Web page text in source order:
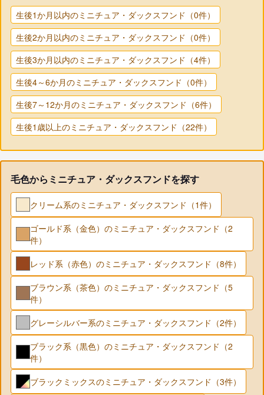
生後1か月以内のミニチュア・ダックスフンド（0件）
生後2か月以内のミニチュア・ダックスフンド（0件）
生後3か月以内のミニチュア・ダックスフンド（4件）
生後4～6か月のミニチュア・ダックスフンド（0件）
生後7～12か月のミニチュア・ダックスフンド（6件）
生後1歳以上のミニチュア・ダックスフンド（22件）
毛色からミニチュア・ダックスフンドを探す
クリーム系のミニチュア・ダックスフンド（1件）
ゴールド系（金色）のミニチュア・ダックスフンド（2
件）
レッド系（赤色）のミニチュア・ダックスフンド（8件）
ブラウン系（茶色）のミニチュア・ダックスフンド（5
件）
グレーシルバー系のミニチュア・ダックスフンド（2件）
ブラック系（黒色）のミニチュア・ダックスフンド（2
件）
ブラックミックスのミニチュア・ダックスフンド（3件）